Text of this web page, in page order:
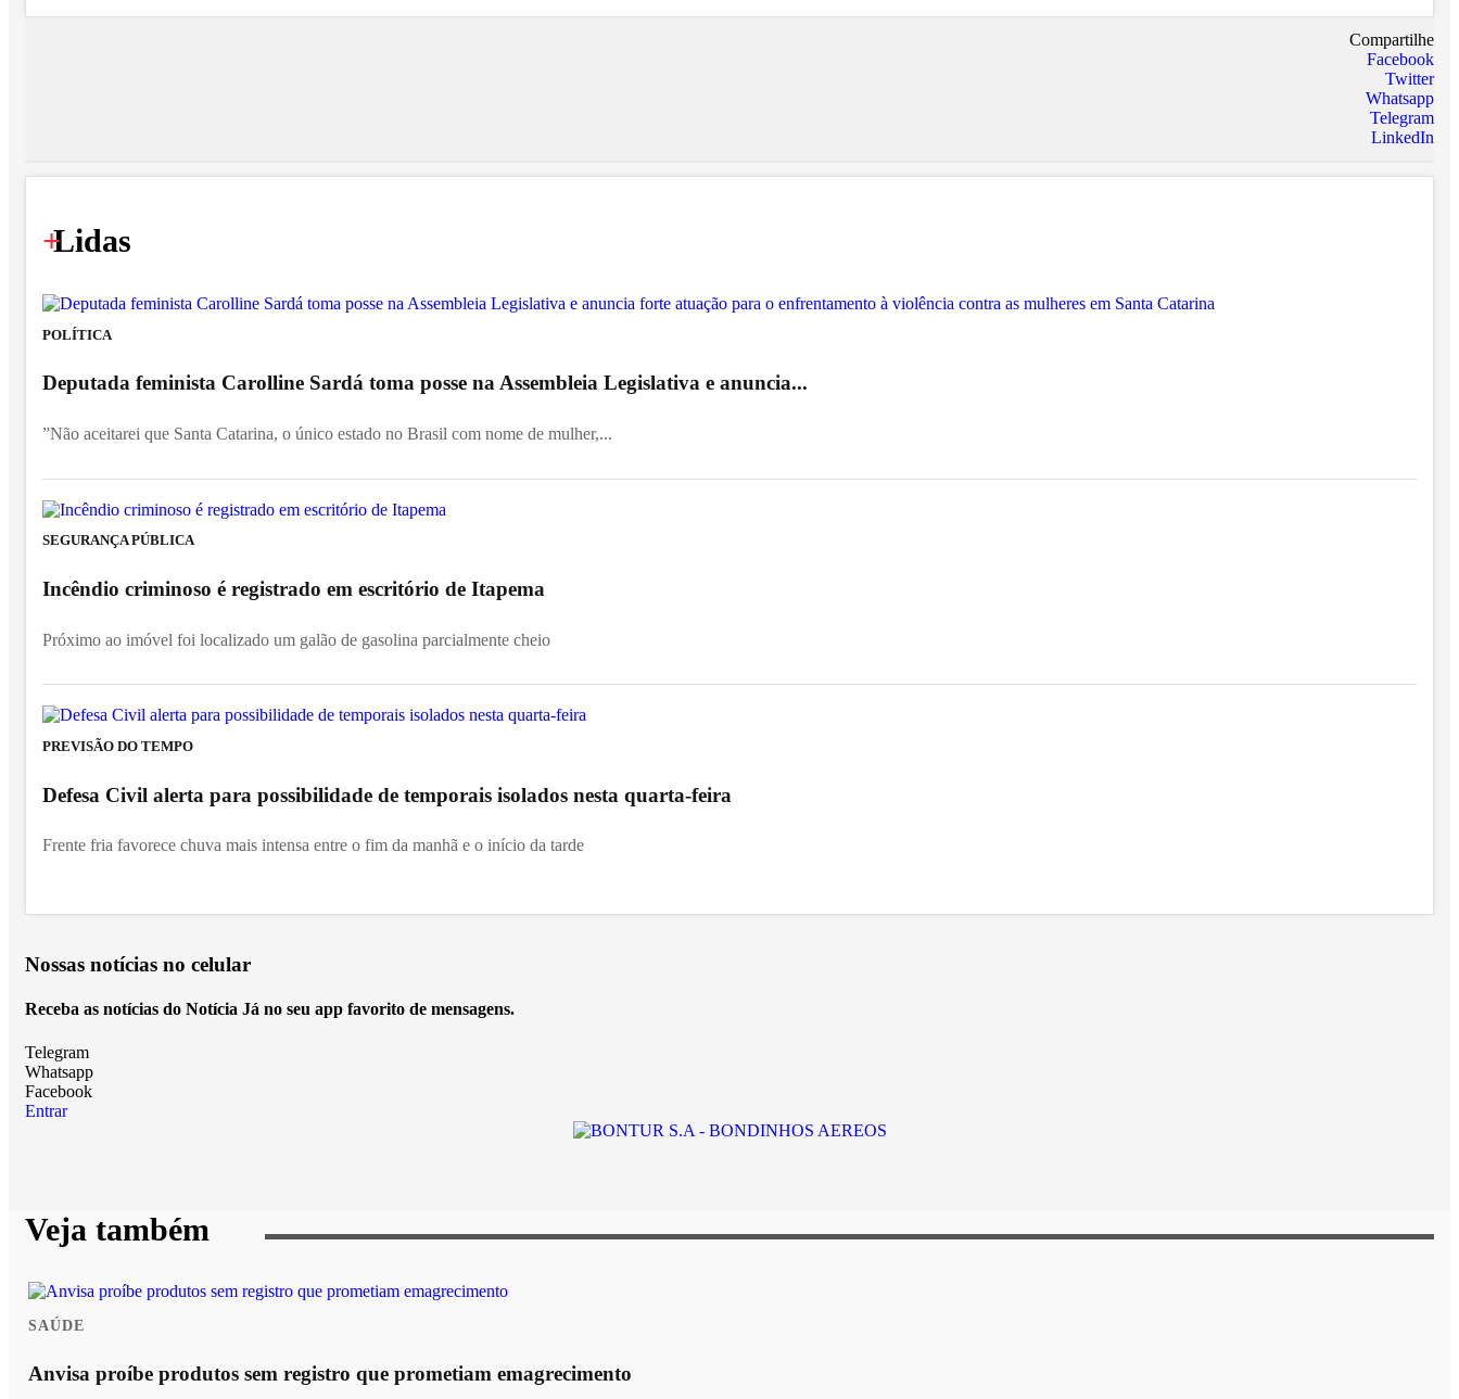
Compartilhe
Facebook
Twitter
Whatsapp
Telegram
LinkedIn
+
Lidas
POLÍTICA
Deputada feminista Carolline Sardá toma posse na Assembleia Legislativa e anuncia...
”Não aceitarei que Santa Catarina, o único estado no Brasil com nome de mulher,...
SEGURANÇA PÚBLICA
Incêndio criminoso é registrado em escritório de Itapema
Próximo ao imóvel foi localizado um galão de gasolina parcialmente cheio
PREVISÃO DO TEMPO
Defesa Civil alerta para possibilidade de temporais isolados nesta quarta-feira
Frente fria favorece chuva mais intensa entre o fim da manhã e o início da tarde
Nossas notícias no celular
Receba as notícias do Notícia Já no seu app favorito de mensagens.
Telegram
Whatsapp
Facebook
Entrar
Veja também
SAÚDE
Anvisa proíbe produtos sem registro que prometiam emagrecimento